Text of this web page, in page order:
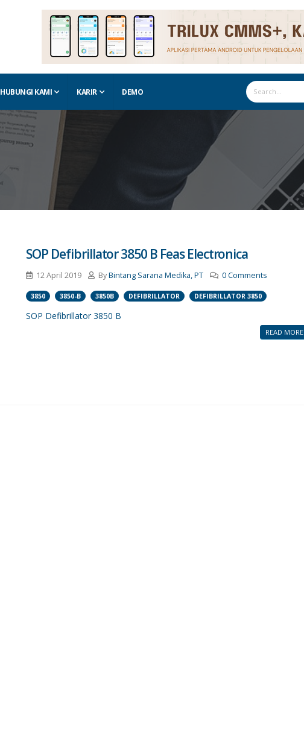
HUBUNGI KAMI KARIR DEMO
SOP Defibrillator 3850 B Feas Electronica
12 April 2019 ByBintang Sarana Medika, PT 0 Comments
3850 3850-B 3850B DEFIBRILLATOR DEFIBRILLATOR 3850
SOP Defibrillator 3850 B
READ MORE